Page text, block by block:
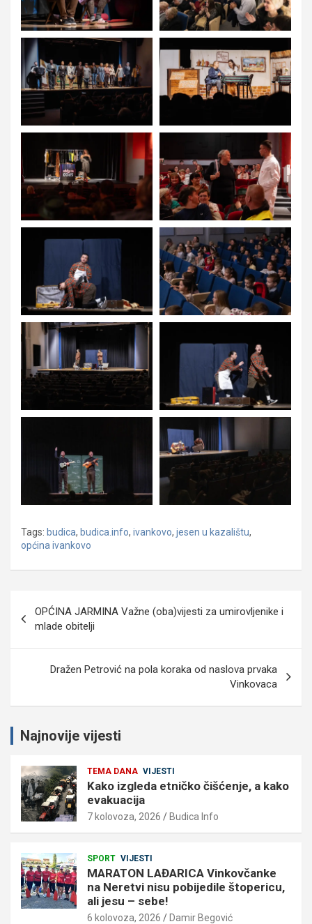
Tags: budica, budica.info, ivankovo, jesen u kazalištu,
općina ivankovo
Navigacija
objava
OPĆINA JARMINA Važne (oba)vijesti za umirovljenike i
mlade obitelji
Dražen Petrović na pola koraka od naslova prvaka
Vinkovaca
Najnovije vijesti
TEMA DANA VIJESTI
Kako izgleda etničko čišćenje, a kako
evakuacija
7 kolovoza, 2026 Budica Info
SPORT VIJESTI
MARATON LAĐARICA Vinkovčanke
na Neretvi nisu pobijedile štopericu,
ali jesu – sebe!
6 kolovoza, 2026 Damir Begović